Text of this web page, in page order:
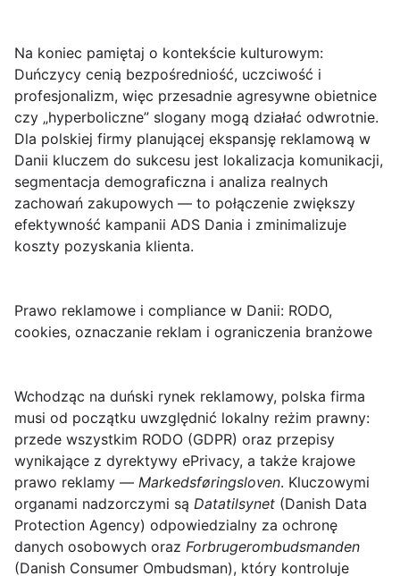
Na koniec pamiętaj o kontekście kulturowym:
Duńczycy cenią bezpośredniość, uczciwość i
profesjonalizm, więc przesadnie agresywne obietnice
czy „hyperboliczne” slogany mogą działać odwrotnie.
Dla polskiej firmy planującej ekspansję reklamową w
Danii kluczem do sukcesu jest lokalizacja komunikacji,
segmentacja demograficzna i analiza realnych
zachowań zakupowych — to połączenie zwiększy
efektywność kampanii ADS Dania i zminimalizuje
koszty pozyskania klienta.
Prawo reklamowe i compliance w Danii: RODO,
cookies, oznaczanie reklam i ograniczenia branżowe
Wchodząc na duński rynek reklamowy, polska firma
musi od początku uwzględnić lokalny reżim prawny:
przede wszystkim RODO (GDPR) oraz przepisy
wynikające z dyrektywy ePrivacy, a także krajowe
prawo reklamy — Markedsføringsloven. Kluczowymi
organami nadzorczymi są Datatilsynet (Danish Data
Protection Agency) odpowiedzialny za ochronę
danych osobowych oraz Forbrugerombudsmanden
(Danish Consumer Ombudsman), który kontroluje